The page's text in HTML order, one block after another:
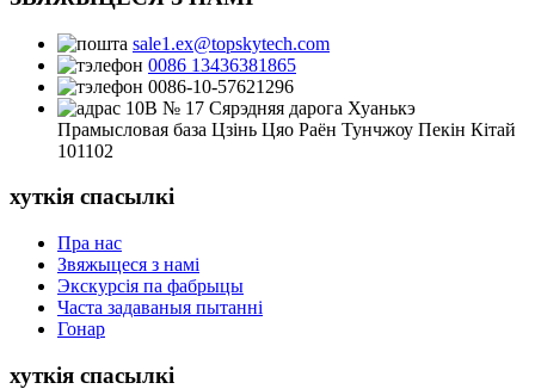
sale1.ex@topskytech.com
0086 13436381865
0086-10-57621296
10B № 17 Сярэдняя дарога Хуанькэ
Прамысловая база Цзінь Цяо Раён Тунчжоу Пекін Кітай
101102
хуткія спасылкі
Пра нас
Звяжыцеся з намі
Экскурсія па фабрыцы
Часта задаваныя пытанні
Гонар
хуткія спасылкі